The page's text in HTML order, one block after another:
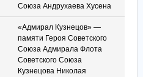
Союза Андрухаева Хусена
«Адмирал Кузнецов» —
памяти Героя Советского
Союза Адмирала Флота
Советского Союза
Кузнецова Николая